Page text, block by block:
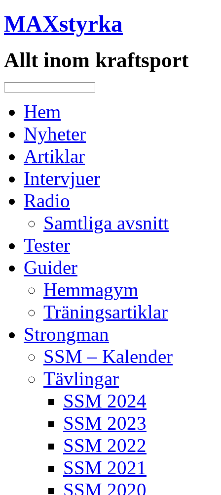
MAXstyrka
Allt inom kraftsport
Hem
Nyheter
Artiklar
Intervjuer
Radio
Samtliga avsnitt
Tester
Guider
Hemmagym
Träningsartiklar
Strongman
SSM – Kalender
Tävlingar
SSM 2024
SSM 2023
SSM 2022
SSM 2021
SSM 2020